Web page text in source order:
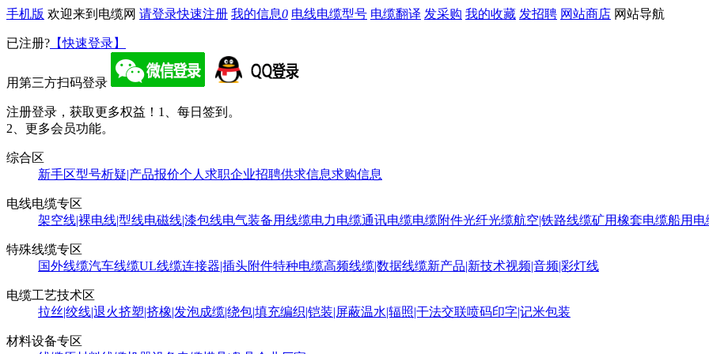
手机版 欢迎来到电缆网 请登录快速注册 我的信息0 电线电缆型号 电缆翻译 发采购 我的收藏 发招聘 网站商店 网站导航
已注册? 【快速登录】
用第三方扫码登录
注册登录，获取更多权益！ 1、每日签到。
2、更多会员功能。
综合区
新手区型号析疑|产品报价个人求职企业招聘供求信息求购信息
电线电缆专区
架空线|裸电线|型线电磁线|漆包线电气装备用线缆电力电缆通讯电缆电缆附件光纤光缆航空|铁路线缆矿用橡套电缆船用电
特殊线缆专区
国外线缆汽车线缆UL线缆连接器|插头附件特种电缆高频线缆|数据线缆新产品|新技术视频|音频|彩灯线
电缆工艺技术区
拉丝|绞线|退火挤塑|挤橡|发泡成缆|绕包|填充编织|铠装|屏蔽温水|辐照|干法交联喷码印字|记米包装
材料设备专区